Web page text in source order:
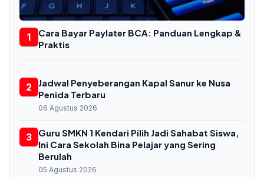
1
Cara Bayar Paylater BCA: Panduan Lengkap &
Praktis
2
Jadwal Penyeberangan Kapal Sanur ke Nusa
Penida Terbaru
06 Agustus 2026
3
Guru SMKN 1 Kendari Pilih Jadi Sahabat Siswa,
Ini Cara Sekolah Bina Pelajar yang Sering
Berulah
05 Agustus 2026